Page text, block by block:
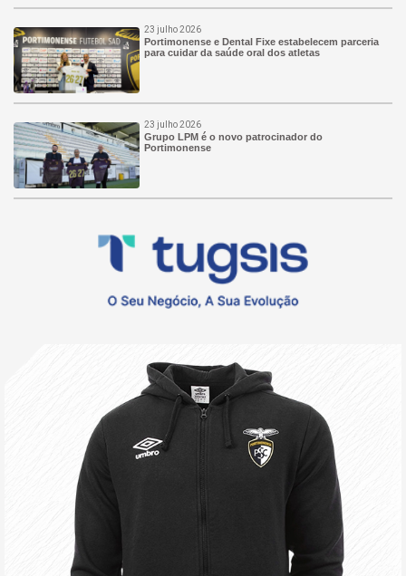
23 julho 2026
Portimonense e Dental Fixe estabelecem parceria
para cuidar da saúde oral dos atletas
23 julho 2026
Grupo LPM é o novo patrocinador do
Portimonense